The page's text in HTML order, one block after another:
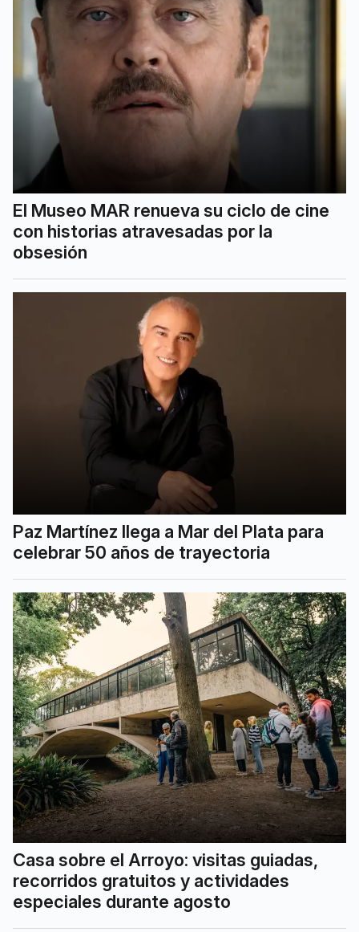
El Museo MAR renueva su ciclo de cine
con historias atravesadas por la
obsesión
Paz Martínez llega a Mar del Plata para
celebrar 50 años de trayectoria
Casa sobre el Arroyo: visitas guiadas,
recorridos gratuitos y actividades
especiales durante agosto